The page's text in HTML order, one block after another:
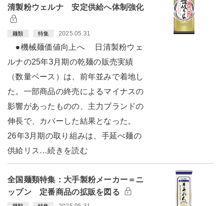
清製粉ウェルナ 安定供給へ体制強化
麺類 特集 2025.05.31
●機械麺価値向上へ 日清製粉ウェ
ルナの25年3月期の乾麺の販売実績
（数量ベース）は、前年並みで着地し
た。一部商品の終売によるマイナスの
影響があったものの、主力ブランドの
伸長で、カバーした結果となった。
26年3月期の取り組みは、手延べ麺の
供給リス…続きを読む
全国麺類特集：大手製粉メーカー＝ニ
ップン 定番商品の拡販を図る